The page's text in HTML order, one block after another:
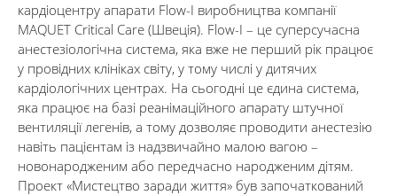
кардіоцентру апарати Flow-I виробництва компанії
MAQUET Critical Care (Швеція). Flow-I – це суперсучасна
анестезіологічна система, яка вже не перший рік працює
у провідних клініках світу, у тому числі у дитячих
кардіологічних центрах. На сьогодні це єдина система,
яка працює на базі реанімаційного апарату штучної
вентиляції легенів, а тому дозволяє проводити анестезію
навіть пацієнтам із надзвичайно малою вагою –
новонародженим або передчасно народженим дітям.
Проект «Мистецтво заради життя» був започаткований